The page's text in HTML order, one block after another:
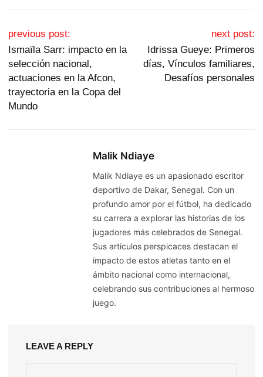
Post navigation
previous post:
Ismaïla Sarr: impacto en la
selección nacional,
actuaciones en la Afcon,
trayectoria en la Copa del
Mundo
next post:
Idrissa Gueye: Primeros
días, Vínculos familiares,
Desafíos personales
Malik Ndiaye
Malik Ndiaye es un apasionado escritor
deportivo de Dakar, Senegal. Con un
profundo amor por el fútbol, ha dedicado
su carrera a explorar las historias de los
jugadores más celebrados de Senegal.
Sus artículos perspicaces destacan el
impacto de estos atletas tanto en el
ámbito nacional como internacional,
celebrando sus contribuciones al hermoso
juego.
LEAVE A REPLY